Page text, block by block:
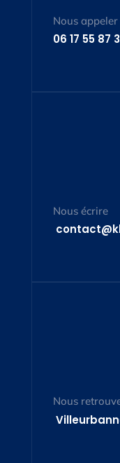
Nous appeler
06 17 55 87
Nous écrire
Nous